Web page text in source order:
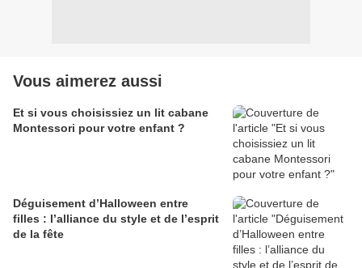
Vous aimerez aussi
Et si vous choisissiez un lit cabane
Montessori pour votre enfant ?
Déguisement d’Halloween entre
filles : l’alliance du style et de l’esprit
de la fête